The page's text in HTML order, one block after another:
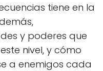
tiene en la
y poderes que
nivel, y cómo
a enemigos cada